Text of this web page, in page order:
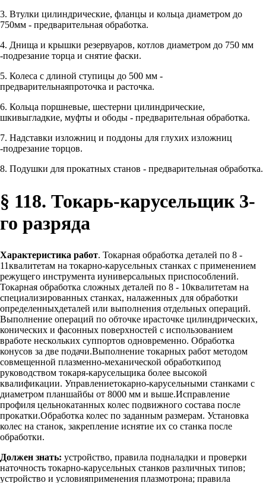
3. Втулки цилиндрические, фланцы и кольца диаметром до
750мм - предварительная обработка.
4. Днища и крышки резервуаров, котлов диаметром до 750 мм
-подрезание торца и снятие фаски.
5. Колеса с длиной ступицы до 500 мм -
предварительнаяпроточка и расточка.
6. Кольца поршневые, шестерни цилиндрические,
шкивыгладкие, муфты и ободы - предварительная обработка.
7. Надставки изложниц и поддоны для глухих изложниц
-подрезание торцов.
8. Подушки для прокатных станов - предварительная обработка.
§ 118. Токарь-карусельщик 3-
го разряда
Характеристика работ. Токарная обработка деталей по 8 -
11квалитетам на токарно-карусельных станках с применением
режущего инструмента иуниверсальных приспособлений.
Токарная обработка сложных деталей по 8 - 10квалитетам на
специализированных станках, налаженных для обработки
определенныхдеталей или выполнения отдельных операций.
Выполнение операций по обточке ирасточке цилиндрических,
конических и фасонных поверхностей с использованием
вработе нескольких суппортов одновременно. Обработка
конусов за две подачи.Выполнение токарных работ методом
совмещенной плазменно-механической обработкипод
руководством токаря-карусельщика более высокой
квалификации. Управлениетокарно-карусельными станками с
диаметром планшайбы от 8000 мм и выше.Исправление
профиля цельнокатанных колес подвижного состава после
прокатки.Обработка колес по заданным размерам. Установка
колес на станок, закрепление иснятие их со станка после
обработки.
Должен знать: устройство, правила подналадки и проверки
наточность токарно-карусельных станков различных типов;
устройство и условияприменения плазмотрона; правила